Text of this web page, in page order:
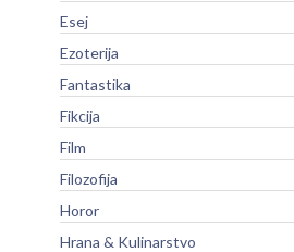
Esej
Ezoterija
Fantastika
Fikcija
Film
Filozofija
Horor
Hrana & Kulinarstvo